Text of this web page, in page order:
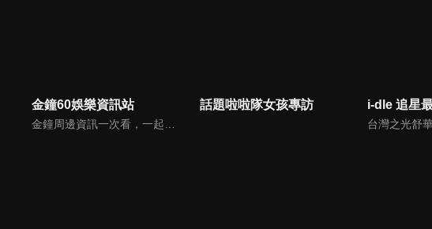
金鐘60娛樂資訊站
金鐘周邊資訊一次看，一起預測金鐘得主！
話題啦啦隊女孩專訪 i-dle 追星